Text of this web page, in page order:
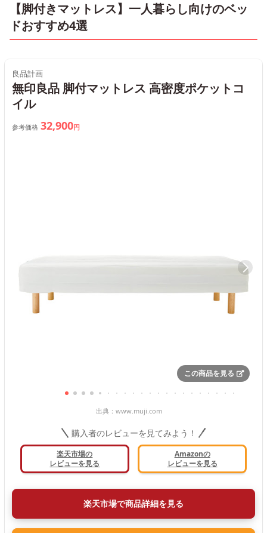
【脚付きマットレス】一人暮らし向けのベッ
ドおすすめ4選
良品計画
無印良品 脚付マットレス 高密度ポケットコ
イル
参考価格 32,900円
この商品を見る
出典： www.muji.com
購入者のレビューを見てみよう！
楽天市場の
レビューを見る
Amazonの
レビューを見る
楽天市場で商品詳細を見る